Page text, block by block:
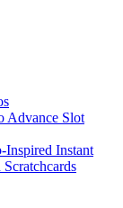
Advance Slot
Inspired Instant